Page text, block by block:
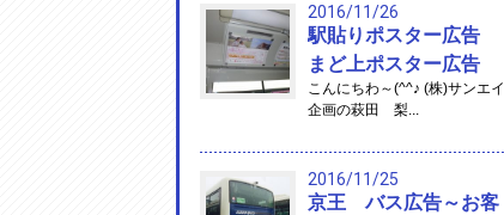
2016/11/26
駅貼りポスター広告
まど上ポスター広告
こんにちわ～(^^♪ (株)サンエイ
企画の萩田 梨...
2016/11/25
京王 バス広告～お客